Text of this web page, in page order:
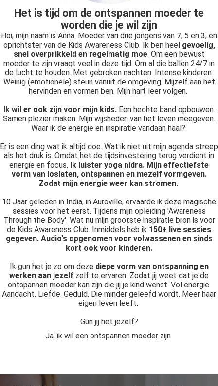
Het is tijd om de ontspannen moeder te
worden die je wil zijn
Hoi, mijn naam is Anna. Moeder van drie jongens van 7, 5 en 3, en
oprichtster van de Kids Awareness Club. Ik ben heel gevoelig,
snel overprikkeld en regelmatig moe. Om een bewust
moeder te zijn vraagt veel in deze tijd. Om al die ballen 24/7 in
de lucht te houden. Met gebroken nachten. Intense kinderen.
Weinig (emotionele) steun vanuit de omgeving. Mijzelf aan het
hervinden en vormen ben. Mijn hart leer volgen.
Ik wil er ook zijn voor mijn kids. Een hechte band opbouwen.
Samen plezier maken. Mijn wijsheden van het leven meegeven.
Waar ik de energie en inspiratie vandaan haal?
Er is een ding wat ik altijd doe. Wat ik niet uit mijn agenda streep
als het druk is. Omdat het de tijdsinvestering terug verdient in
energie en focus. Ik luister yoga nidra. Mijn effectiefste
vorm van loslaten, ontspannen en mezelf vormgeven.
Zodat mijn energie weer kan stromen.
10 Jaar geleden in India, in Auroville, ervaarde ik deze magische
sessies voor het eerst. Tijdens mijn opleiding 'Awareness
Through the Body'. Wat nu mijn grootste inspiratie bron is voor
de Kids Awareness Club. Inmiddels heb ik 150+ live sessies
gegeven. Audio's opgenomen voor volwassenen en sinds
kort ook voor kinderen.
Ik gun het je zo om deze diepe vorm van ontspanning en
werken aan jezelf zelf te ervaren. Zodat jij weet dat je de
ontspannen moeder kan zijn die jij je kind wenst. Vol energie.
Aandacht. Liefde. Geduld. Die minder geleefd wordt. Meer haar
eigen leven leeft.
Gun jij het jezelf?
Ja, ik wil een ontspannen moeder zijn